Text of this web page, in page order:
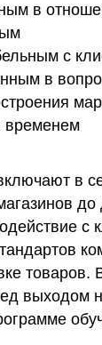
в
с
в
временем
в
с
товаров.
выходом